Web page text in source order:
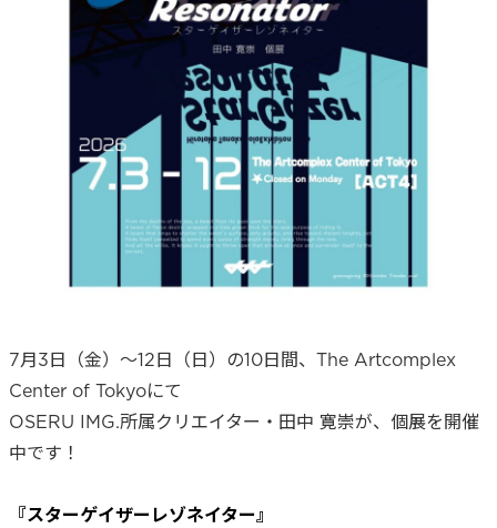
7月3日（金）〜12日（日）の10日間、The Artcomplex
Center of Tokyoにて
OSERU IMG.所属クリエイター・田中 寛崇が、個展を開催
中です！
『スターゲイザーレゾネイター』